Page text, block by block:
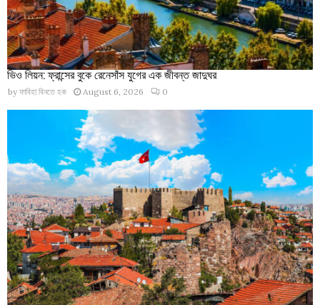
ভিও লিয়ন: ফ্রান্সের বুকে রেনেসাঁস যুগের এক জীবন্ত জাদুঘর
by ফাবিহা বিনতে হক August 6, 2026 0